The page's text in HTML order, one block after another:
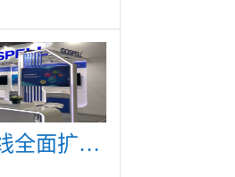
高斯贝尔产品线全面扩展，众多新产品亮相CommunicAsia 2019